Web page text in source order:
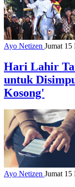
Ayo Netizen Jumat 15
Hari Lahir
untuk
Kosong'
Ayo Netizen Jumat 15